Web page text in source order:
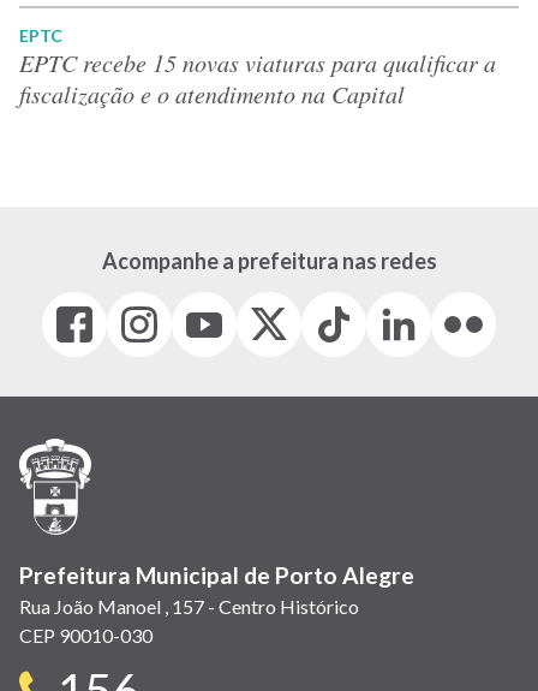
EPTC
EPTC recebe 15 novas viaturas para qualificar a
fiscalização e o atendimento na Capital
Acompanhe a prefeitura nas redes
Facebook
(link
em
janela)
Instagram
(link
em
(link
em
(Antigo
(link
Tiktok
(link
em
LinkedIn
(link
em
(link
em
Prefeitura Municipal de Porto Alegre
Rua João Manoel , 157 - Centro Histórico
CEP 90010-030